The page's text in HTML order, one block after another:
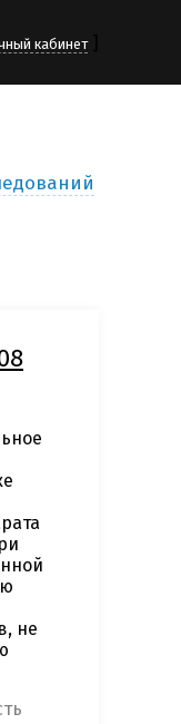
кабинет
не